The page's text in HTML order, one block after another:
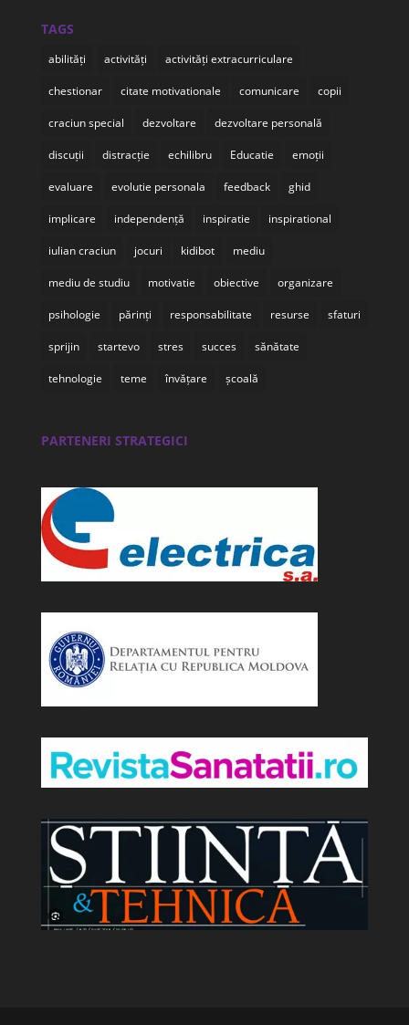
TAGS
abilități activități activități extracurriculare
chestionar citate motivationale comunicare copii
craciun special dezvoltare dezvoltare personală
discuții distracție echilibru Educatie emoții
evaluare evolutie personala feedback ghid
implicare independență inspiratie inspirational
iulian craciun jocuri kidibot mediu
mediu de studiu motivatie obiective organizare
psihologie părinți responsabilitate resurse sfaturi
sprijin startevo stres succes sănătate
tehnologie teme învățare școală
PARTENERI STRATEGICI